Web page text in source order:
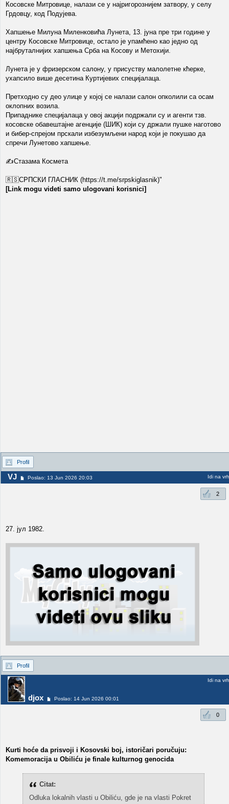
Косовске Митровице, налази се у најригорознијем затвору, у селу
Грдовцу, код Подујева.
Хапшење Милуна Миленковића Лунета, 13. јуна пре три године у
центру Косовске Митровице, остало је упамћено као једно од
најбруталнијих хапшења Срба на Косову и Метохији.
Лунета је у фризерском салону, у присуству малолетне кћерке,
ухапсило више десетина Куртијевих специјалаца.
Претходно су део улице у којој се налази салон опколили са осам
оклопних возила.
Припаднике специјалаца у овој акцији подржали су и агенти тзв.
косовске обавештајне агенције (ШИК) који су држали пушке наготово
и бибер-спрејом прскали избезумљени народ који је покушао да
спречи Лунетово хапшење.
✍️Стазама Космета
🇷🇸СРПСКИ ГЛАСНИК (https://t.me/srpskiglasnik)"
[Link mogu videti samo ulogovani korisnici]
Profil
VJ Poslao: 13 Jun 2026 20:03 Idi na vrh
2
27. јул 1982.
Profil
djox Poslao: 14 Jun 2026 00:01
Idi na vrh
0
Kurti hoće da prisvoji i Kosovski boj, istoričari poručuju:
Komemoracija u Obiliću je finale kulturnog genocida
Citat:
Odluka lokalnih vlasti u Obiliću, gde je na vlasti Pokret